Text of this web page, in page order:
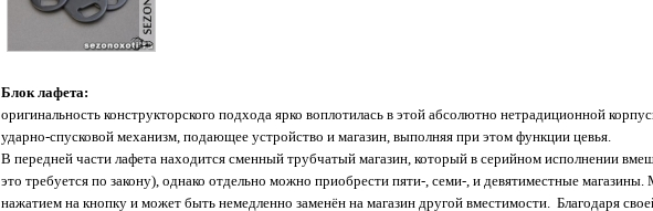
Блок лафета:
оригинальность конструкторского подхода ярко воплотилась в этой абсолютно нетрадиционной
ударно-спусковой механизм, подающее устройство и магазин, выполняя при этом функции цевья.
В передней части лафета находится сменный трубчатый магазин, который в серийном исполнении
это требуется по закону), однако отдельно можно приобрести пяти-, семи-, и девятиместные магазины.
нажатием на кнопку и может быть немедленно заменён на магазин другой вместимости. Благодаря